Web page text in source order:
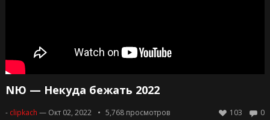
NЮ — Некуда бежать 2022
- clipkach — Окт 02, 2022 5,768просмотров 0
103